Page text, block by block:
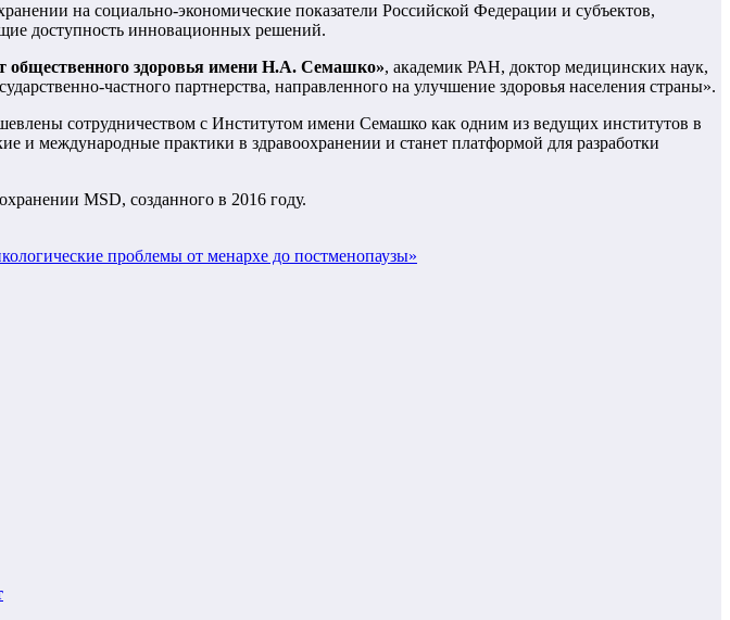
на социально-экономические показатели Российской Федерации и субъектов,
доступность инновационных решений.
здоровья имени Н.А. Семашко», академик РАН, доктор медицинских наук,
частного партнерства, направленного на улучшение здоровья населения страны».
сотрудничеством с Институтом имени Семашко как одним из ведущих институтов в
и международные практики в здравоохранении и станет платформой для разработки
MSD, созданного в 2016 году.
проблемы от менархе до постменопаузы»